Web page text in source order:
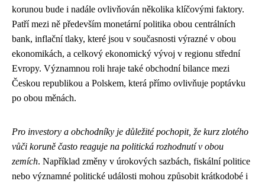
korunou bude i nadále ovlivňován několika klíčovými faktory.
Patří mezi ně především monetární politika obou centrálních
bank, inflační tlaky, které jsou v současnosti výrazné v obou
ekonomikách, a celkový ekonomický vývoj v regionu střední
Evropy. Významnou roli hraje také obchodní bilance mezi
Českou republikou a Polskem, která přímo ovlivňuje poptávku
po obou měnách.
Pro investory a obchodníky je důležité pochopit, že kurz zlotého
vůči koruně často reaguje na politická rozhodnutí v obou
zemích. Například změny v úrokových sazbách, fiskální politice
nebo významné politické události mohou způsobit krátkodobé i